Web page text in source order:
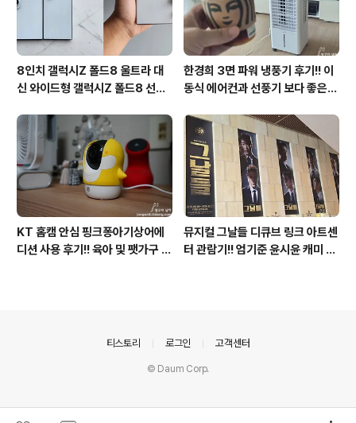
8인치 갤럭시Z 폴드8 울트라 대
신 와이드형 갤럭시Z 폴드8 선
이 미제공!!
한경희 3면 파워 냉풍기 후기!! 이
동식 에어컨과 선풍기 보다 좋은
KT 홈캠 안심 핑크퐁아기상어에
디션 사용 후기!! 육아 및 팻가구 그
뮤지컬 그날들 디큐브 링크 아트센
터 관람기!! 엄기준 윤시윤 캐미 연
티스토리 로그인 고객센터
© Daum Corp.